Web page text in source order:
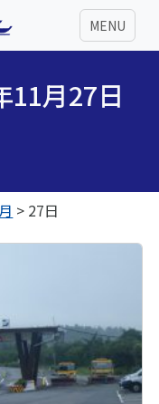
MENU
11月27日
> 27日